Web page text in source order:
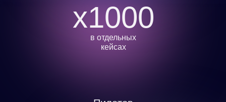
x1000
в отдельных
кейсах